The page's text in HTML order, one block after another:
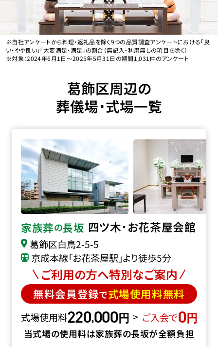
※自社アンケートから料理・返礼品を除く9つの品質調査アンケートにおける「良
い・やや良い」「大変満足・満足」の割合（無記入・利用無しの項目を除く）
※対象：2024年6月1日〜2025年5月31日の期間1,031件のアンケート
葛飾区周辺の
葬儀場･式場一覧
家族葬の長坂 四ツ木･お花茶屋会館
葛飾区白鳥2-5-5
京成本線「お花茶屋駅」より徒歩5分
ご利用の方へ特別なご案内
無料会員登録で式場使用料無料
式場使用料220,000円 > ご入会で0円
当式場の使用料は家族葬の長坂が全額負担